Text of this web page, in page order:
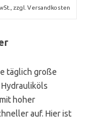
zzgl. Versandkosten
täglich große
hoher
auf. Hier ist